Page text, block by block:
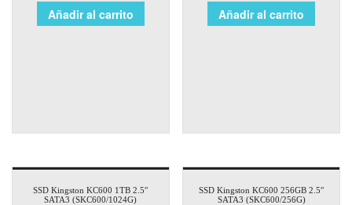
Añadir al carrito Añadir al carrito
SSD Kingston KC600 1TB 2.5″
SATA3 (SKC600/1024G)
SSD Kingston KC600 256GB 2.5″
SATA3 (SKC600/256G)